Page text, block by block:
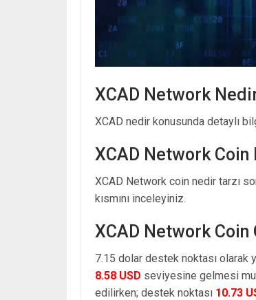
XCAD Network
XCAD nedir konusunda detaylı
XCAD Network Coin
XCAD Network coin nedir tarzı
kısmını inceleyiniz.
XCAD Network Coin
7.15 dolar destek noktası olarak
8.58 USD seviyesine gelmesi
edilirken; destek noktası 10.73